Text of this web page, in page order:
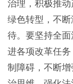
治理，积极推
绿色转型，不
待。要坚持全
进各项改革任
制障碍，不断